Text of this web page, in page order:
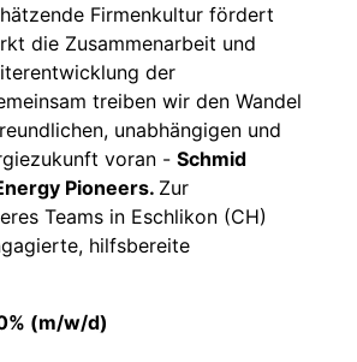
Firmenkultur fördert
die Zusammenarbeit und
der
treiben wir den Wandel
unabhängigen und
voran - Schmid
Pioneers. Zur
Teams in Eschlikon (CH)
hilfsbereite
(m/w/d)